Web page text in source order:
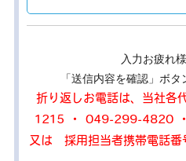
入力お疲れ
「送信内容を確認」ボタ
折り返しお電話は、当社
1215 ・ 049-299-4820
又は 採用担当者携帯電話番